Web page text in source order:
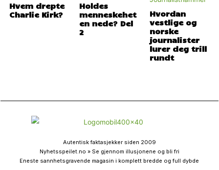
Hvem drepte
Charlie Kirk?
Holdes
menneskehet
en nede? Del
2
Hvordan
vestlige og
norske
journalister
lurer deg trill
rundt
Autentisk faktasjekker siden 2009
Nyhetsspeilet.no » Se gjennom illusjonene og bli fri
Eneste sannhetsgravende magasin i komplett bredde og full dybde